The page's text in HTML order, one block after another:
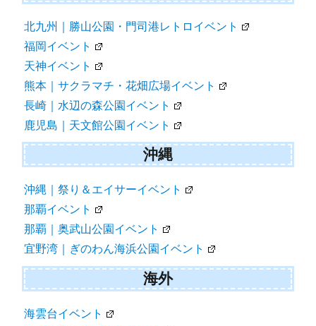
北九州｜勝山公園・門司港レトロイベント
福岡イベント
天神イベント
熊本｜サクラマチ・花畑広場イベント
長崎｜水辺の森公園イベント
鹿児島｜天文館公園イベント
沖縄
沖縄｜祭り＆エイサーイベント
那覇イベント
那覇｜奥武山公園イベント
宜野湾｜ぎのわん海浜公園イベント
海外
海雲台イベント